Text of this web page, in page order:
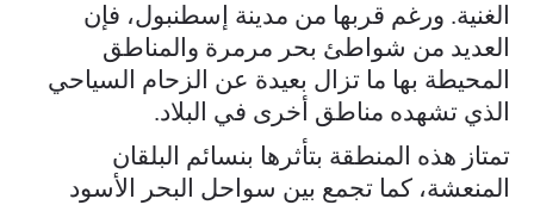
الغنية. ورغم قربها من مدينة إسطنبول، فإن
العديد من شواطئ بحر مرمرة والمناطق
المحيطة بها ما تزال بعيدة عن الزحام السياحي
الذي تشهده مناطق أخرى في البلاد.
تمتاز هذه المنطقة بتأثرها بنسائم البلقان
المنعشة، كما تجمع بين سواحل البحر الأسود